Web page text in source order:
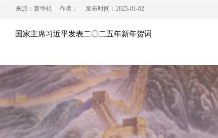
来源： 新华社 作者： 发布时间： 2025-01-02
国家主席习近平发表二〇二五年新年贺词